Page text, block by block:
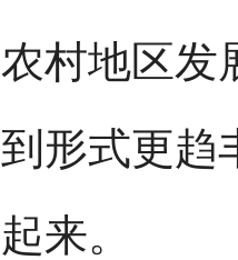
农村地区发
到形式更趋
起来。